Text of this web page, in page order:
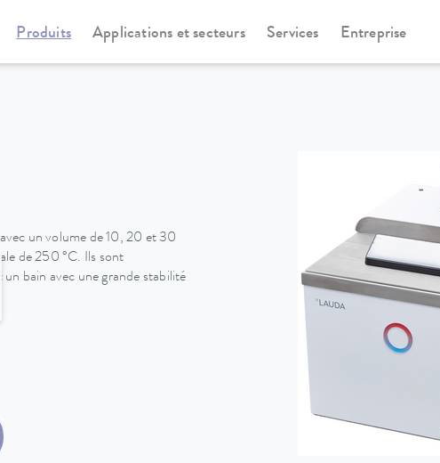
Produits Applications et secteurs Services Entreprise
Thermostats chauffants Universa
un volume de 10, 20 et 30
de 250 °C. Ils sont
bain avec une grande stabilité